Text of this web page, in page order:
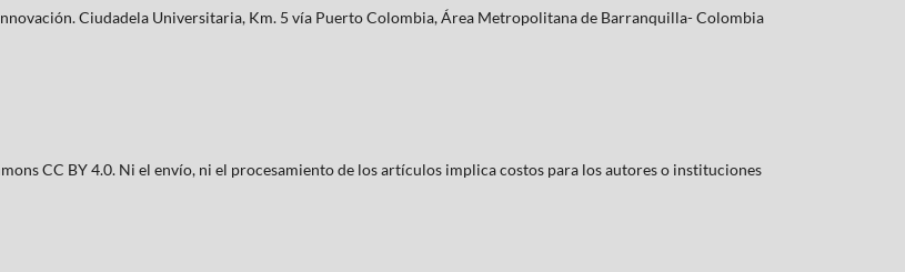
Ciudadela Universitaria, Km. 5 vía Puerto Colombia, Área Metropolitana de Barranquilla- Colombia
CC BY 4.0. Ni el envío, ni el procesamiento de los artículos implica costos para los autores o instituciones